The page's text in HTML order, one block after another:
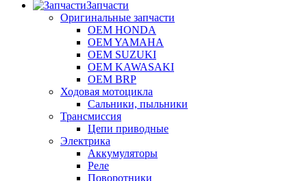
Запчасти
Оригинальные запчасти
OEM HONDA
OEM YAMAHA
OEM SUZUKI
OEM KAWASAKI
OEM BRP
Ходовая мотоцикла
Сальники, пыльники
Трансмиссия
Цепи приводные
Электрика
Аккумуляторы
Реле
Поворотники